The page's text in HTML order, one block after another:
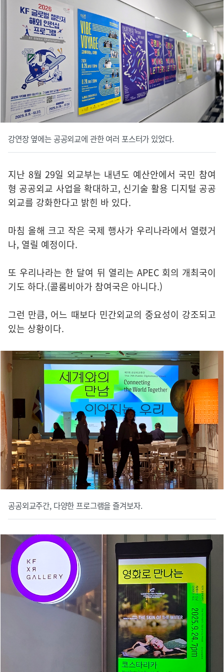
강연장 옆에는 공공외교에 관한 여러 포스터가 있었다.
지난 8월 29일 외교부는 내년도 예산안에서 국민 참여
형 공공외교 사업을 확대하고, 신기술 활용 디지털 공공
외교를 강화한다고 밝힌 바 있다.
마침 올해 크고 작은 국제 행사가 우리나라에서 열렸거
나, 열릴 예정이다.
또 우리나라는 한 달여 뒤 열리는 APEC 회의 개최국이
기도 하다.(콜롬비아가 참여국은 아니다.)
그런 만큼, 어느 때보다 민간외교의 중요성이 강조되고
있는 상황이다.
공공외교주간, 다양한 프로그램을 즐겨보자.